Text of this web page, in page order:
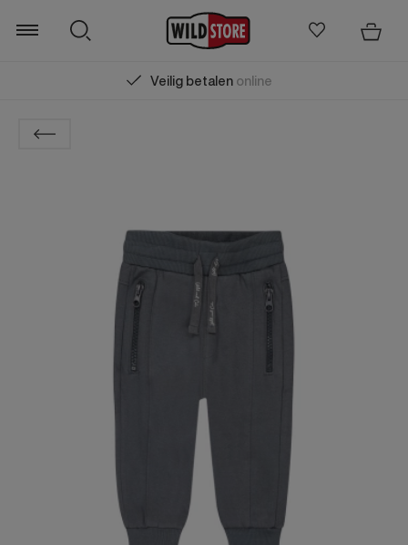
Veilig betalenonline
Zoeken